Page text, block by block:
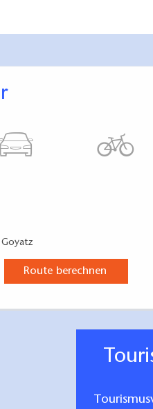
Goyatz
Route berechnen